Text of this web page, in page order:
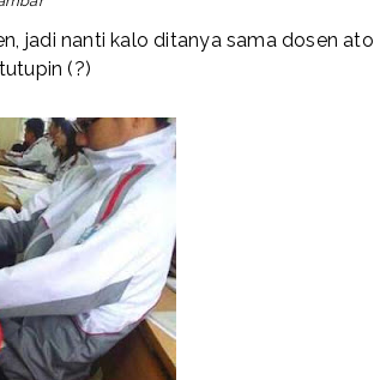
jadi nanti kalo ditanya sama dosen ato
(?)